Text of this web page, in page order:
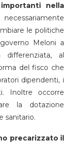
nella
le politiche
Meloni a
differenziata, al
del fisco che
dipendenti, i
Inoltre occorre
la dotazione
sanitario.
precarizzato il